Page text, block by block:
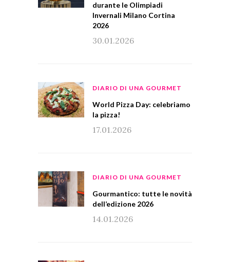
durante le Olimpiadi
Invernali Milano Cortina
2026
30.01.2026
DIARIO DI UNA GOURMET
World Pizza Day: celebriamo
la pizza!
17.01.2026
DIARIO DI UNA GOURMET
Gourmantico: tutte le novità
dell’edizione 2026
14.01.2026